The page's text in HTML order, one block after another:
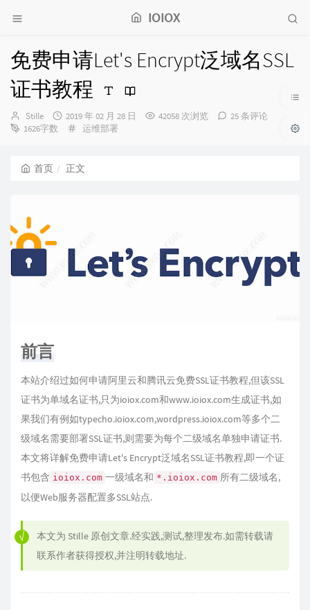
IOIOX
免费申请Let's Encrypt泛域名SSL
证书教程
博
主：
Stille
发
布
2019 年 02 月 28 日 42058 次浏览
25 条评论
1626字数
分
运维部署
首页 正文
前言
本站介绍过如何申请阿里云和腾讯云免费SSL证书教程,但该SSL
证书为单域名证书,只为ioiox.com和www.ioiox.com生成证书,如
果我们有例如typecho.ioiox.com,wordpress.ioiox.com等多个二
级域名需要部署SSL证书,则需要为每个二级域名单独申请证书.
本文将详解免费申请Let's Encrypt泛域名SSL证书教程,即一个证
书包含 ioiox.com 一级域名和 *.ioiox.com 所有二级域名,
以便Web服务器配置多SSL站点.
本文为 Stille 原创文章.经实践,测试,整理发布.如需转载请
联系作者获得授权,并注明转载地址.